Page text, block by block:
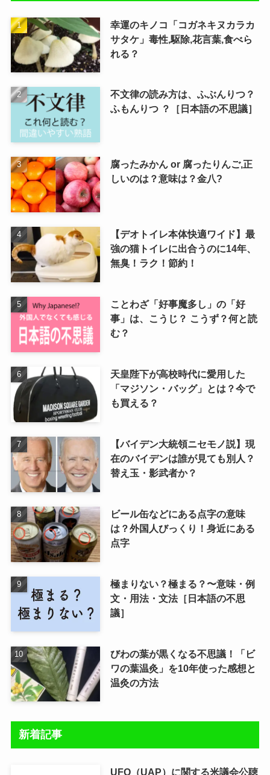
幸運のキノコ「コガネキヌカラカ
サタケ」毒性,駆除,花言葉,食べら
れる？
不文律の読み方は、ふぶんりつ？
ふもんりつ ？［日本語の不思議］
腐ったみかん or 腐ったりんご,正
しいのは？意味は？金八?
【デオトイレ本体快適ワイド】最
強の猫トイレに出合うのに14年、
無臭！ラク！節約！
ことわざ「好事魔多し」の「好
事」は、こうじ？ こうず？何と読
む？
天皇陛下が高校時代に愛用した
「マジソン・バッグ」とは？今で
も買える？
【バイデン大統領ニセモノ説】現
在のバイデンは誰が見ても別人？
替え玉・影武者か？
ビール缶などにある点字の意味
は？外国人びっくり！身近にある
点字
極まりない？極まる？〜意味・例
文・用法・文法［日本語の不思
議］
びわの葉が黒くなる不思議！「ビ
ワの葉温灸」を10年使った感想と
温灸の方法
新着記事
UFO（UAP）に関する米議会公聴